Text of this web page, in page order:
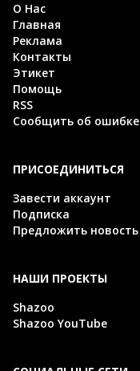
О Нас
Главная
Реклама
Контакты
Этикет
Помощь
RSS
Сообщить об ошибке
ПРИСОЕДИНИТЬСЯ
Завести аккаунт
Подписка
Предложить новость
НАШИ ПРОЕКТЫ
Shazoo
Shazoo YouTube